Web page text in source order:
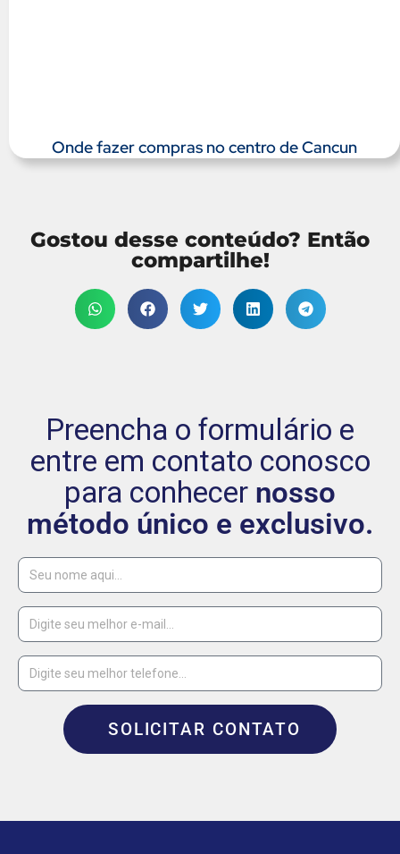
Onde fazer compras no centro de Cancun
Gostou desse conteúdo? Então
compartilhe!
Preencha o formulário e
entre em contato conosco
para conhecer nosso
método único e exclusivo.
SOLICITAR CONTATO